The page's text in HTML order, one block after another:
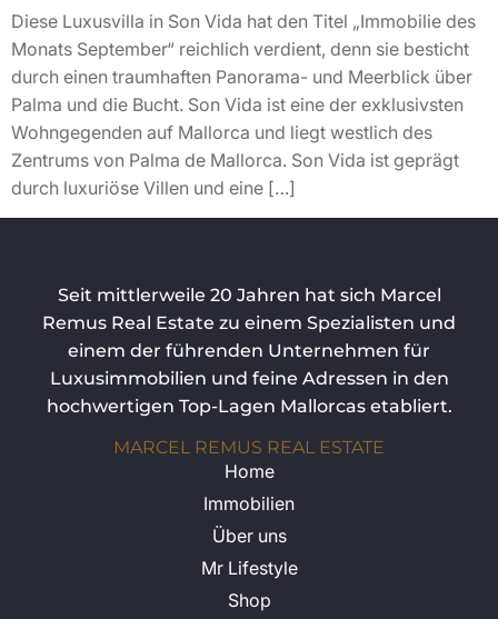
Diese Luxusvilla in Son Vida hat den Titel „Immobilie des
Monats September“ reichlich verdient, denn sie besticht
durch einen traumhaften Panorama- und Meerblick über
Palma und die Bucht. Son Vida ist eine der exklusivsten
Wohngegenden auf Mallorca und liegt westlich des
Zentrums von Palma de Mallorca. Son Vida ist geprägt
durch luxuriöse Villen und eine […]
Seit mittlerweile 20 Jahren hat sich Marcel
Remus Real Estate zu einem Spezialisten und
einem der führenden Unternehmen für
Luxusimmobilien und feine Adressen in den
hochwertigen Top-Lagen Mallorcas etabliert.
MARCEL REMUS REAL ESTATE
Home
Immobilien
Über uns
Mr Lifestyle
Shop